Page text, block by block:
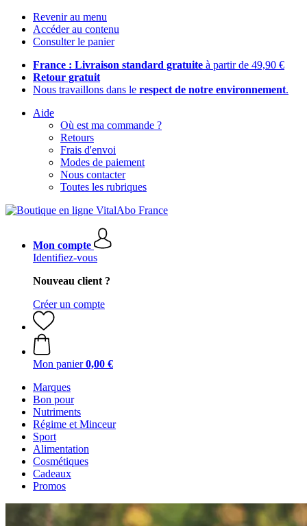
Revenir au menu
Accéder au contenu
Consulter le panier
France : Livraison standard gratuite à partir de 49,90 €
Retour gratuit
Nous travaillons dans le respect de notre environnement.
Aide
Où est ma commande ?
Retours
Frais d'envoi
Modes de paiement
Nous contacter
Toutes les rubriques
Mon compte
Identifiez-vous
Nouveau client ?
Créer un compte
Mon panier 0,00 €
Marques
Bon pour
Nutriments
Régime et Minceur
Sport
Alimentation
Cosmétiques
Cadeaux
Promos